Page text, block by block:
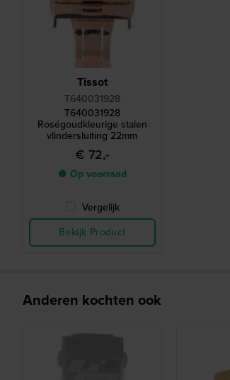
Tissot
T640031928
T640031928
Roségoudkleurige stalen
vlindersluiting 22mm
€ 72,-
● Op voorraad
Vergelijk
Bekijk Product
Anderen kochten ook